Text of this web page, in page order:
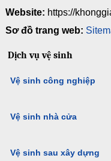
Website: https://
Sơ đồ trang web:
Dịch vụ vệ sinh
Vệ sinh công nghiệp
Vệ sinh nhà cửa
Vệ sinh sau xây dựng